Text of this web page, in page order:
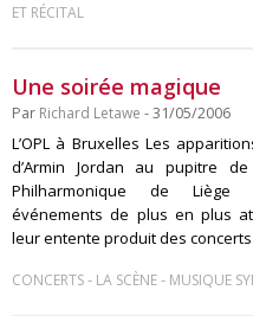
ET RÉCITAL
Une soirée magique
Par Richard Letawe - 31/05/2006
L’OPL à Bruxelles Les
d’Armin Jordan au pupitre de
Philharmonique de
événements de plus en plus
leur entente produit des concerts
CONCERTS- LA SCÈNE- MUSIQUE